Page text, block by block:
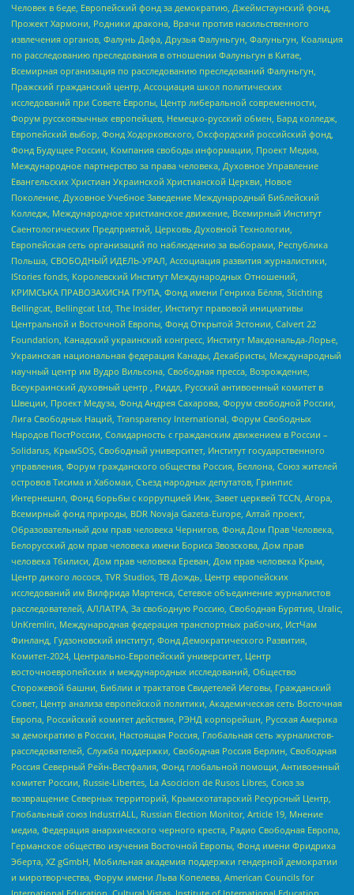
Человек в беде, Европейский фонд за демократию, Джеймстаунский фонд,
Прожект Хармони, Родники дракона, Врачи против насильственного
извлечения органов, Фалунь Дафа, Друзья Фалуньгун, Фалуньгун, Коалиция
по расследованию преследования в отношении Фалуньгун в Китае,
Всемирная организация по расследованию преследований Фалуньгун,
Пражский гражданский центр, Ассоциация школ политических
исследований при Совете Европы, Центр либеральной современности,
Форум русскоязычных европейцев, Немецко-русский обмен, Бард колледж,
Европейский выбор, Фонд Ходорковского, Оксфордский российский фонд,
Фонд Будущее России, Компания свободы информации, Проект Медиа,
Международное партнерство за права человека, Духовное Управление
Евангельских Христиан Украинской Христианской Церкви, Новое
Поколение, Духовное Учебное Заведение Международный Библейский
Колледж, Международное христианское движение, Всемирный Институт
Саентологических Предприятий, Церковь Духовной Технологии,
Европейская сеть организаций по наблюдению за выборами, Республика
Польша, СВОБОДНЫЙ ИДЕЛЬ-УРАЛ, Ассоциация развития журналистики,
IStories fonds, Королевский Институт Международных Отношений,
КРИМСЬКА ПРАВОЗАХИСНА ГРУПА, Фонд имени Генриха Бёлля, Stichting
Bellingcat, Bellingcat Ltd, The Insider, Институт правовой инициативы
Центральной и Восточной Европы, Фонд Открытой Эстонии, Calvert 22
Foundation, Канадский украинский конгресс, Институт Макдональда-Лорье,
Украинская национальная федерация Канады, Декабристы, Международный
научный центр им Вудро Вильсона, Свободная пресса, Возрождение,
Всеукраинский духовный центр , Риддл, Русский антивоенный комитет в
Швеции, Проект Медуза, Фонд Андрея Сахарова, Форум свободной России,
Лига Свободных Наций, Transparеncy International, Форум Свободных
Народов ПостРоссии, Солидарность с гражданским движением в России –
Solidarus, КрымSOS, Свободный университет, Институт государственного
управления, Форум гражданского общества Россия, Беллона, Союз жителей
островов Тисима и Хабомаи, Съезд народных депутатов, Гринпис
Интернешнл, Фонд борьбы с коррупцией Инк, Завет церквей TCCN, Агора,
Всемирный фонд природы, BDR Novaja Gazeta-Europe, Алтай проект,
Образовательный дом прав человека Чернигов, Фонд Дом Прав Человека,
Белорусский дом прав человека имени Бориса Звозскова, Дом прав
человека Тбилиси, Дом прав человека Ереван, Дом прав человека Крым,
Центр дикого лосося, TVR Studios, ТВ Дождь, Центр европейских
исследований им Вилфрида Мартенса, Сетевое объединение журналистов
расследователей, АЛЛАТРА, За свободную Россию, Свободная Бурятия, Uralic,
UnKremlin, Международная федерация транспортных рабочих, ИстЧам
Финланд, Гудзоновский институт, Фонд Демократического Развития,
Комитет-2024, Центрально-Европейский университет, Центр
восточноевропейских и международных исследований, Общество
Сторожевой башни, Библии и трактатов Свидетелей Иеговы, Гражданский
Совет, Центр анализа европейской политики, Академическая сеть Восточная
Европа, Российский комитет действия, РЭНД корпорейшн, Русская Америка
за демократию в России, Настоящая Россия, Глобальная сеть журналистов-
расследователей, Служба поддержки, Свободная Россия Берлин, Свободная
Россия Северный Рейн-Вестфалия, Фонд глобальной помощи, Антивоенный
комитет России, Russie-Libertes, La Asocicion de Rusos Libres, Союз за
возвращение Северных территорий, Крымскотатарский Ресурсный Центр,
Глобальный союз IndustriALL, Russian Election Monitor, Article 19, Мнение
медиа, Федерация анархического черного креста, Радио Свободная Европа,
Германское общество изучения Восточной Европы, Фонд имени Фридриха
Эберта, XZ gGmbH, Мобильная академия поддержки гендерной демократии
и миротворчества, Форум имени Льва Копелева, American Councils for